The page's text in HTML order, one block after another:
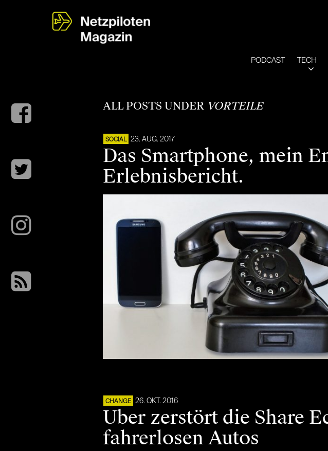
PODCAST TECH
ALL POSTS UNDER VORTEILE
SOCIAL 23. AUG. 2017
Das Smartphone, mein
Erlebnisbericht.
CHANGE 26. OKT. 2016
Uber zerstört die Share
fahrerlosen Autos